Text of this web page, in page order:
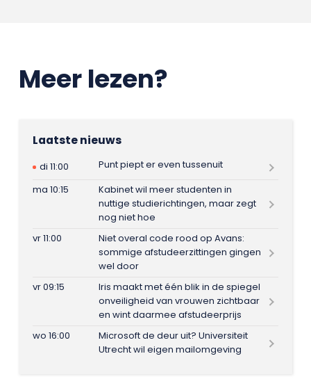
Meer lezen?
Laatste nieuws
di 11:00
Punt piept er even tussenuit
ma 10:15
Kabinet wil meer studenten in
nuttige studierichtingen, maar zegt
nog niet hoe
vr 11:00
Niet overal code rood op Avans:
sommige afstudeerzittingen gingen
wel door
vr 09:15
Iris maakt met één blik in de spiegel
onveiligheid van vrouwen zichtbaar
en wint daarmee afstudeerprijs
wo 16:00
Microsoft de deur uit? Universiteit
Utrecht wil eigen mailomgeving